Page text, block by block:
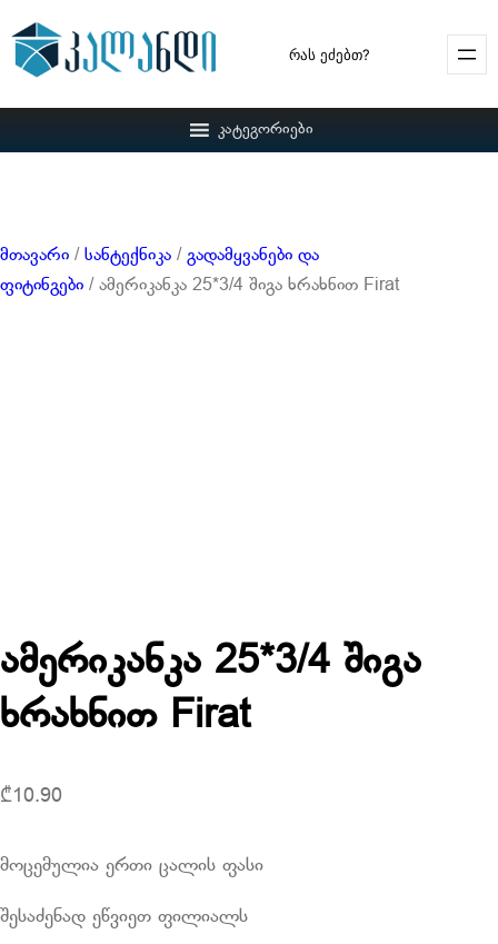
Search
კატეგორიები
მთავარი / სანტექნიკა / გადამყვანები და
ფიტინგები / ამერიკანკა 25*3/4 შიგა ხრახნით Firat
ამერიკანკა 25*3/4 შიგა
ხრახნით Firat
₾10.90
მოცემულია ერთი ცალის ფასი
შესაძენად ეწვიეთ ფილიალს